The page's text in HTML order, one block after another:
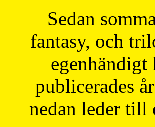
Sedan
fantasy, och
egenhändigt
publicerades
nedan leder till